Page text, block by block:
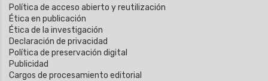
Política de acceso abierto y reutilización
Ética en publicación
Ética de la investigación
Declaración de privacidad
Política de preservación digital
Publicidad
Cargos de procesamiento editorial